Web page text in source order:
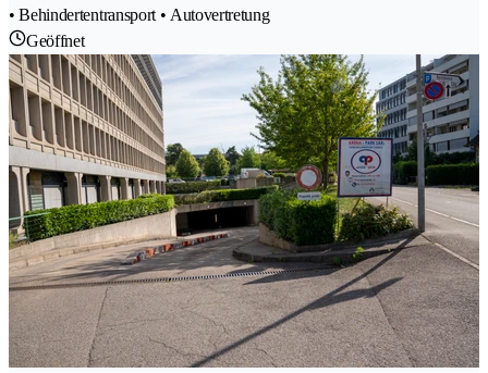
• Behindertentransport • Autovertretung
Geöffnet